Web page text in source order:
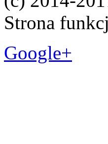
Strona
Google+